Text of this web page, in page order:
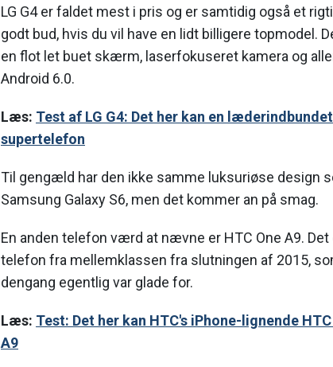
LG G4 er faldet mest i pris og er samtidig også et
godt bud, hvis du vil have en lidt billigere topmodel.
en flot let buet skærm, laserfokuseret kamera og
Android 6.0.
Læs: Test af LG G4: Det her kan en læderindbundet
supertelefon
Til gengæld har den ikke samme luksuriøse design
Samsung Galaxy S6, men det kommer an på smag.
En anden telefon værd at nævne er HTC One A9. Det
telefon fra mellemklassen fra slutningen af 2015,
dengang egentlig var glade for.
Læs: Test: Det her kan HTC's iPhone-lignende
A9